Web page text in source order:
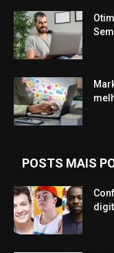
POSTS MAIS